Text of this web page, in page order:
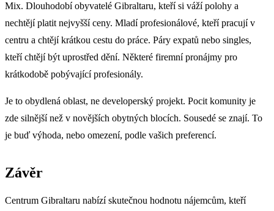
Mix. Dlouhodobí obyvatelé Gibraltaru, kteří si váží polohy a
nechtějí platit nejvyšší ceny. Mladí profesionálové, kteří pracují v
centru a chtějí krátkou cestu do práce. Páry expatů nebo singles,
kteří chtějí být uprostřed dění. Některé firemní pronájmy pro
krátkodobě pobývající profesionály.
Je to obydlená oblast, ne developerský projekt. Pocit komunity je
zde silnější než v novějších obytných blocích. Sousedé se znají. To
je buď výhoda, nebo omezení, podle vašich preferencí.
Závěr
Centrum Gibraltaru nabízí skutečnou hodnotu nájemcům, kteří